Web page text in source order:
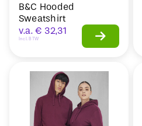
B&C Hooded
Sweatshirt
v.a. € 32,31
Incl. BTW